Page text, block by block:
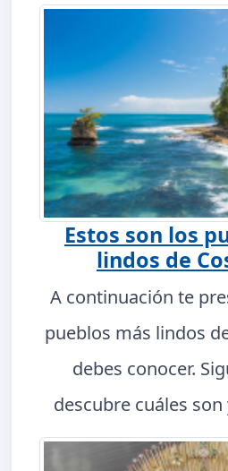
Estos son los
lindos de
A continuación te
pueblos más lindos
debes conocer.
descubre cuáles